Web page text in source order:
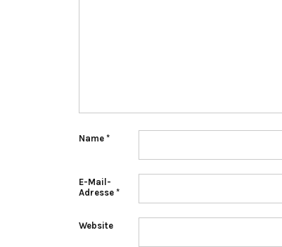
Name *
E-Mail-
Adresse *
Website